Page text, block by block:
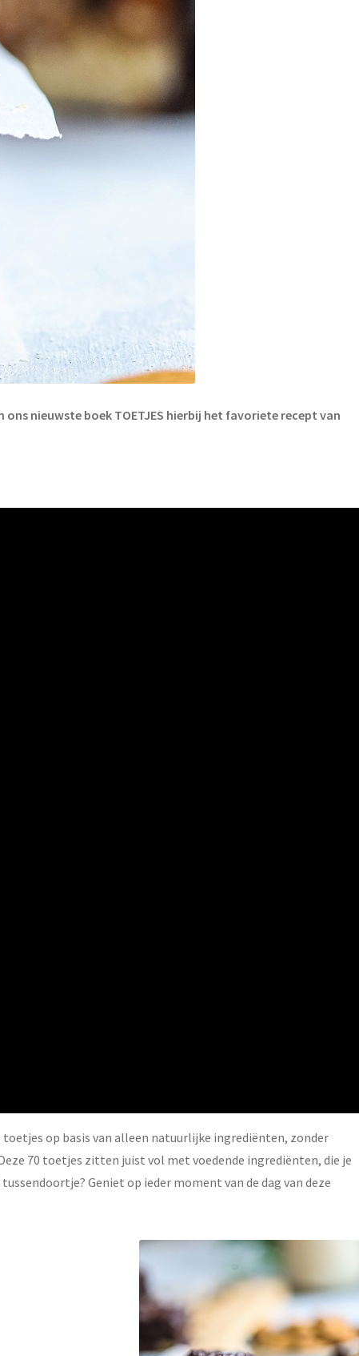
nieuwste boek TOETJES hierbij het favoriete recept van
toetjes op basis van alleen natuurlijke ingrediënten, zonder
70 toetjes zitten juist vol met voedende ingrediënten, die je
Geniet op ieder moment van de dag van deze